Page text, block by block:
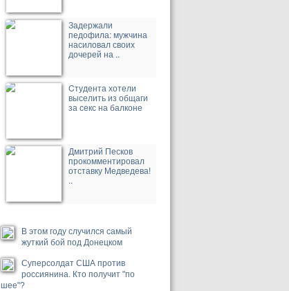
Задержали
педофила: мужчина
насиловал своих
дочерей на ..
Cтудента хотели
выселить из общаги
за секс на балконе
Дмитрий Песков
прокомментировал
отставку Медведева!
..
В этом году случился самый
жуткий бой под Донецком
Суперсолдат США против
россиянина. Кто получит "по
шее"?